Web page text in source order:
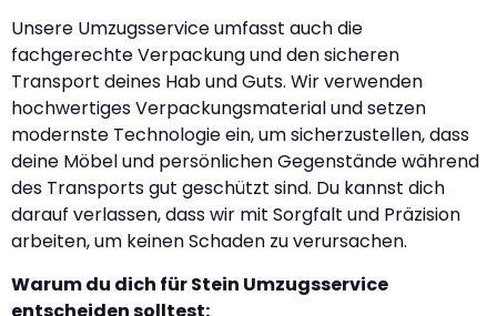
Unsere Umzugsservice umfasst auch die
fachgerechte Verpackung und den sicheren
Transport deines Hab und Guts. Wir verwenden
hochwertiges Verpackungsmaterial und setzen
modernste Technologie ein, um sicherzustellen, dass
deine Möbel und persönlichen Gegenstände während
des Transports gut geschützt sind. Du kannst dich
darauf verlassen, dass wir mit Sorgfalt und Präzision
arbeiten, um keinen Schaden zu verursachen.
Warum du dich für Stein Umzugsservice
entscheiden solltest: